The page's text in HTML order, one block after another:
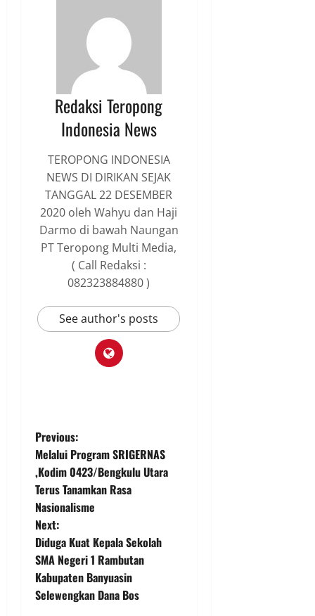
Redaksi Teropong
Indonesia News
TEROPONG INDONESIA
NEWS DI DIRIKAN SEJAK
TANGGAL 22 DESEMBER
2020 oleh Wahyu dan Haji
Darmo di bawah Naungan
PT Teropong Multi Media,
( Call Redaksi :
082323884880 )
See author's posts
P
o
s
t
n
a
Previous:
Melalui Program SRIGERNAS
,Kodim 0423/Bengkulu Utara
Terus Tanamkan Rasa
Nasionalisme
Next:
Diduga Kuat Kepala Sekolah
SMA Negeri 1 Rambutan
Kabupaten Banyuasin
Selewengkan Dana Bos